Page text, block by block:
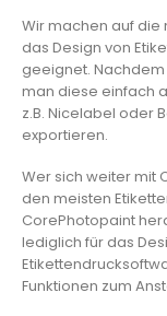
Wir machen auf die
das Design von
geeignet. Nachdem
man diese einfach
z.B. Nicelabel oder
exportieren.
Wer sich weiter mit
den meisten
CorePhotopaint
lediglich für das
Funktionen zum